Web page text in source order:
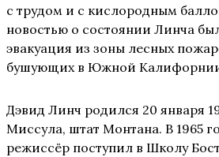
с трудом и с кислородным
новостью о состоянии Линча
эвакуация из зоны лесных
бушующих в Южной
Дэвид Линч родился 20 января
Миссула, штат Монтана. В 1965
режиссёр поступил в Школу